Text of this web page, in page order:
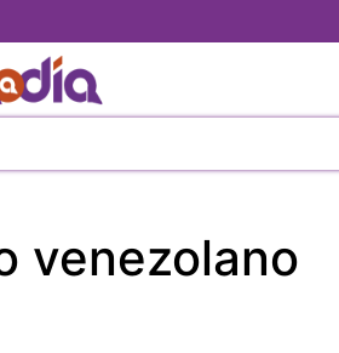
al
contenido
principal
venezolano